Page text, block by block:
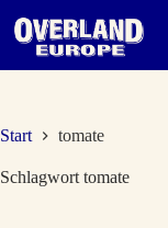
Start
tomate
Schlagwort tomate